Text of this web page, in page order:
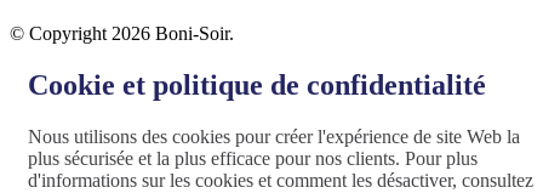
© Copyright 2026 Boni-Soir.
Cookie et politique de confidentialité
Nous utilisons des cookies pour créer l'expérience de site Web la
plus sécurisée et la plus efficace pour nos clients. Pour plus
d'informations sur les cookies et comment les désactiver, consultez